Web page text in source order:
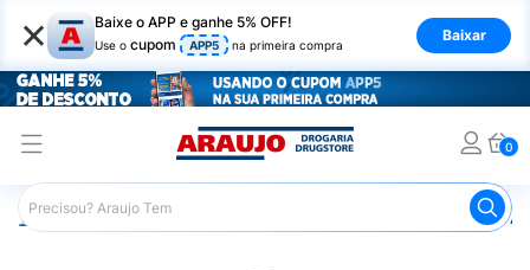
× Baixe o APP e ganhe 5% OFF!
Use o cupom APP5 na primeira compra
Baixar
0
Araujo Higiene Pessoal Desodorante